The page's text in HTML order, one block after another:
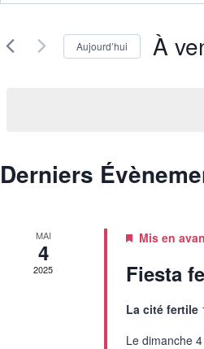
navigation
Rechercher
Évènements
Aujourd’hui À
Derniers
MAI
4
2025
Mis en
Fiesta
La cité fertile
Le dimanche